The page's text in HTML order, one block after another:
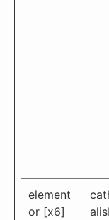
element
or [x6]